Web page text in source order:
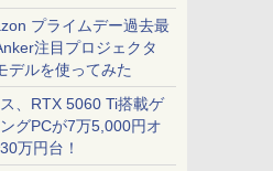
プライムデー過去最
注目プロジェクタ
デルを使ってみた
、RTX 5060 Ti搭載ゲ
グPCが7万5,000円オ
万円台！